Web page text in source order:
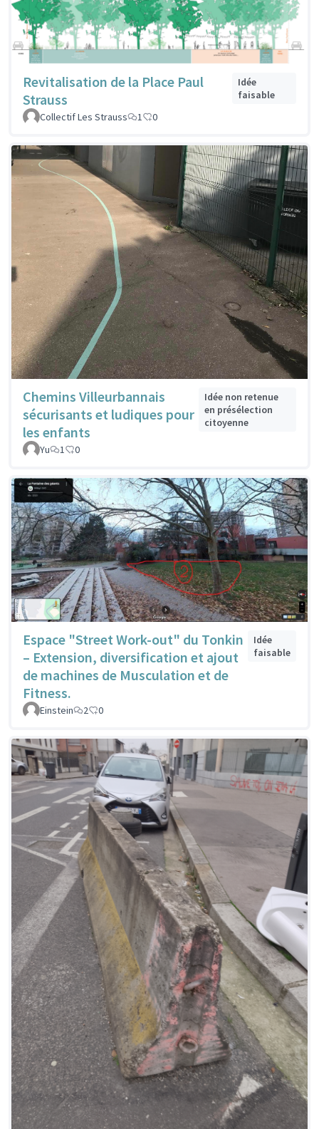
Revitalisation de la Place Paul
Strauss
Idée
faisable
Collectif Les Strauss
1 0
Chemins Villeurbannais
sécurisants et ludiques pour
les enfants
Idée non retenue
en présélection
citoyenne
Yu 1 0
Espace "Street Work-out" du Tonkin
– Extension, diversification et ajout
de machines de Musculation et de
Fitness.
Idée
faisable
Einstein 2 0